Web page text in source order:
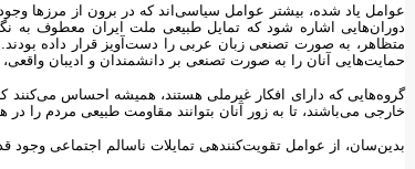
عوامل یاد شده، بیشتر عوامل سیاسی‌اند که در برون از مرزها
دوران‌هایی اشاره شود که تمایل طبیعی ملت ایران معطوف به
متظاهر، به صورت تصنعی زبان عربی را دست‌آویز قرار داده
حمایت‌هایی آنان را به صورت تصنعی بر دانشمندان و ادیبان واقعی،
گروه‌هایی که دارای افکار غیرملی هستند، همیشه احساس می‌کنند
خارجی می‌باشند، تا به زور آنان بتوانند مقاومت طبیعی مردم را
بدین‌سان، از عوامل تقویت‌کنندهی تمایلات ناسالم اجتماعی وجود